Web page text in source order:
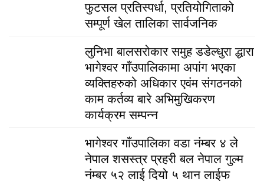
फुटसल प्रतिस्पर्धा, प्रतियोगिताको
सम्पूर्ण खेल तालिका सार्वजनिक
लुनिभा बालसरोकार समुह डडेल्धुरा द्धारा
भागेश्वर गाँउपालिकामा अपांग भएका
व्यक्तिहरुको अधिकार एवंम संगठनको
काम कर्तव्य बारे अभिमुखिकरण
कार्यक्रम सम्पन्न
भागेश्वर गाँउपालिका वडा नंम्बर ४ ले
नेपाल शसस्त्र प्रहरी बल नेपाल गुल्म
नंम्बर ५२ लाई दियो ५ थान लाईफ